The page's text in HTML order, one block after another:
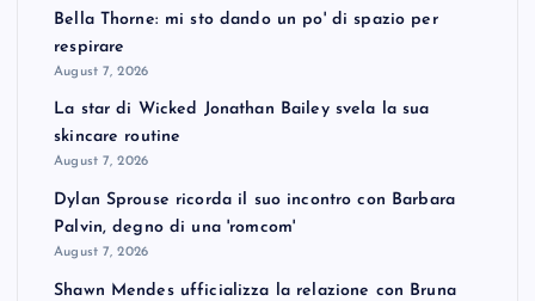
Bella Thorne: mi sto dando un po' di spazio per
respirare
August 7, 2026
La star di Wicked Jonathan Bailey svela la sua
skincare routine
August 7, 2026
Dylan Sprouse ricorda il suo incontro con Barbara
Palvin, degno di una 'romcom'
August 7, 2026
Shawn Mendes ufficializza la relazione con Bruna